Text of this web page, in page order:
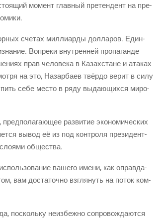
момент глав­ный пре­тен­дент на пре­
сче­тах мил­ли­ар­ды дол­ла­ров. Един­
Вопре­ки внут­рен­ней про­па­ган­де
прав чело­ве­ка в Казах­стане и ата­ках
на это, Назар­ба­ев твёр­до верит в силу
себе место в ряду выда­ю­щих­ся миро­
раз­ви­тие эко­но­ми­че­ских
вывод её из под кон­тро­ля пре­зи­дент­
общества.
ваше­го име­ни, как оправ­да­
вам доста­точ­но взгля­нуть на поток ком­
посколь­ку неиз­беж­но сопро­вож­да­ют­ся